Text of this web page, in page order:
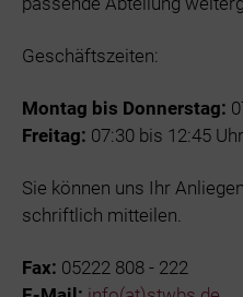
Geschäftszeiten:
Montag bis Donnerstag:
Freitag: 07:30 bis 12:45 Uhr
Sie können uns Ihr
schriftlich mitteilen.
Fax: 05222 808 - 222